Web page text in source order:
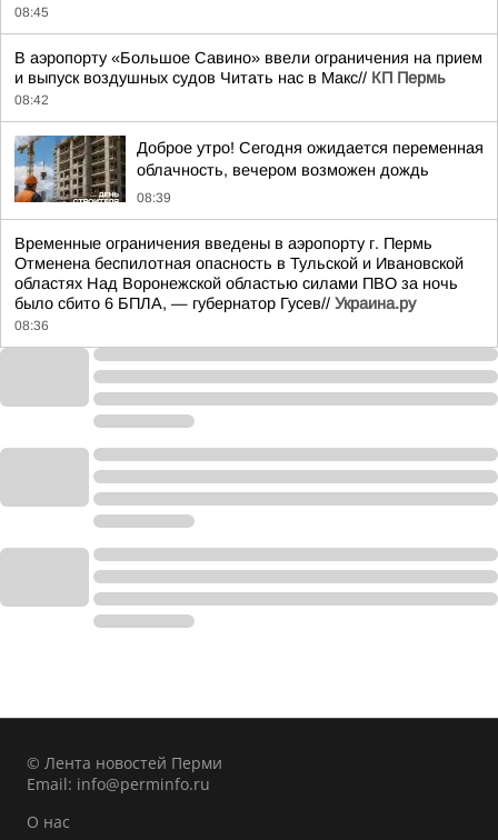
08:45
В аэропорту «Большое Савино» ввели ограничения на прием
и выпуск воздушных судов Читать нас в Макс// КП Пермь
08:42
Доброе утро! Сегодня ожидается переменная
облачность, вечером возможен дождь
08:39
Временные ограничения введены в аэропорту г. Пермь
Отменена беспилотная опасность в Тульской и Ивановской
областях Над Воронежской областью силами ПВО за ночь
было сбито 6 БПЛА, — губернатор Гусев// Украина.ру
08:36
© Лента новостей Перми
Email: info@perminfo.ru
О нас